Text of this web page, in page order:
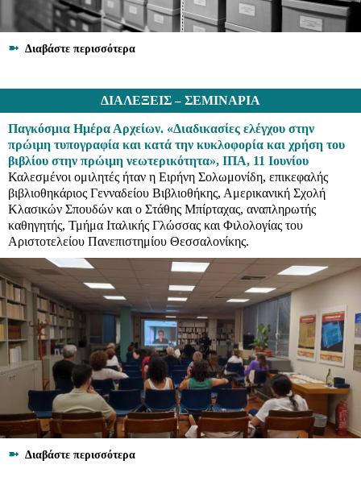
➼ Διαβάστε περισσότερα
ΔΙΑΛΕΞΕΙΣ – ΣΕΜΙΝΑΡΙΑ
Παγκόσμια Ημέρα Αρχείων. «Διαδικασίες ελέγχου στην
πρώιμη τυπογραφία και κατά την κυκλοφορία και χρήση του
βιβλίου στην πρώιμη νεωτερικότητα», ΙΠΑ, 11 Ιουνίου
Καλεσμένοι ομιλητές ήταν η Ειρήνη Σολωμονίδη, επικεφαλής
βιβλιοθηκάριος Γενναδείου Βιβλιοθήκης, Αμερικανική Σχολή
Κλασικών Σπουδών και ο Στάθης Μπίρταχας, αναπληρωτής
καθηγητής, Τμήμα Ιταλικής Γλώσσας και Φιλολογίας του
Αριστοτελείου Πανεπιστημίου Θεσσαλονίκης.
➼ Διαβάστε περισσότερα